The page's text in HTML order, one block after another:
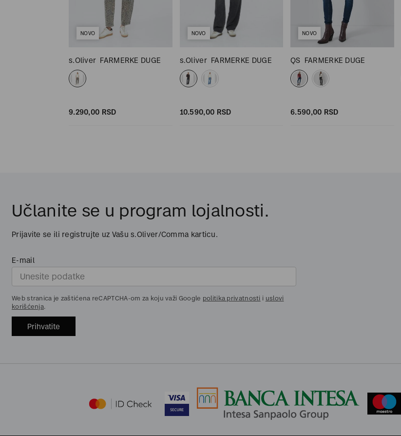
NOVO
s.Oliver FARMERKE DUGE
9.290,00 RSD
NOVO
s.Oliver FARMERKE DUGE
10.590,00 RSD
NOVO
QS FARMERKE DUGE
6.590,00 RSD
Učlanite se u program lojalnosti.
Prijavite se ili registrujte uz Vašu s.Oliver/Comma karticu.
E-mail
Web stranica je zaštićena reCAPTCHA-om za koju važi Google politika privatnosti i uslovi
korišćenja.
Prihvatite